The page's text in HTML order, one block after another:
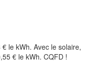
le kWh. Avec le solaire,
€ le kWh. CQFD !